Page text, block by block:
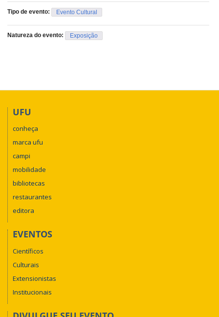
Tipo de evento: Evento Cultural
Natureza do evento: Exposição
UFU
conheça
marca ufu
campi
mobilidade
bibliotecas
restaurantes
editora
EVENTOS
Científicos
Culturais
Extensionistas
Institucionais